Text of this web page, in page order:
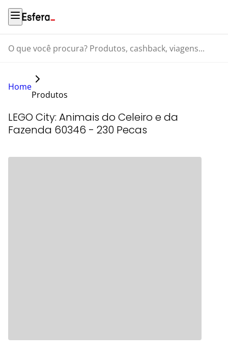
O que você procura? Produtos, cashback, viagens...
Home
Produtos
LEGO City: Animais do Celeiro e da
Fazenda 60346 - 230 Pecas